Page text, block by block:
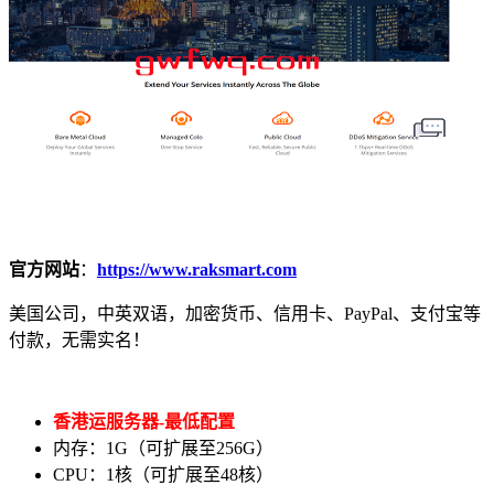
官方网站： https://www.raksmart.com
美国公司，中英双语，加密货币、信用卡、PayPal、支付宝等
付款，无需实名！
香港运服务器-最低配置
内存：1G（可扩展至256G）
CPU：1核（可扩展至48核）